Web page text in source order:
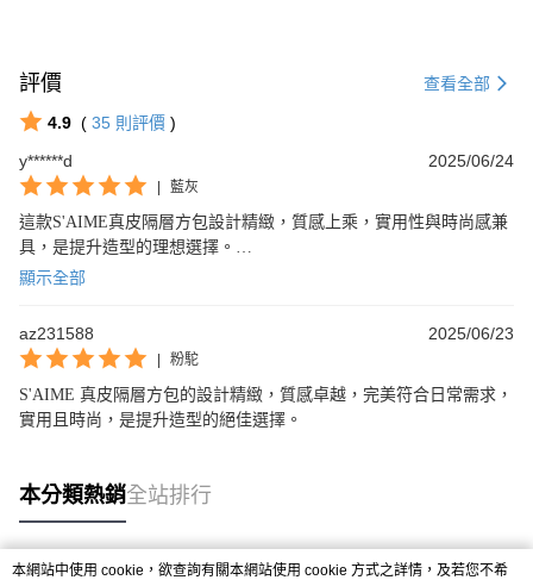
評價 查看全部
4.9 ( 35 則評價 )
y******d
2025/06/24
| 藍灰
這款S'AIME真皮隔層方包設計精緻，質感上乘，實用性與時尚感兼
具，是提升造型的理想選擇。
但附的防塵袋太小了, 很難套進去
顯示全部
az231588 2025/06/23
| 粉駝
S'AIME 真皮隔層方包的設計精緻，質感卓越，完美符合日常需求，
實用且時尚，是提升造型的絕佳選擇。
本分類熱銷全站排行
本網站中使用 cookie，欲查詢有關本網站使用 cookie 方式之詳情，及若您不希